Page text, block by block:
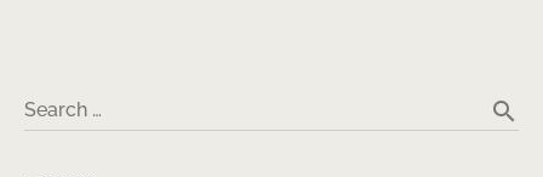
Search … search